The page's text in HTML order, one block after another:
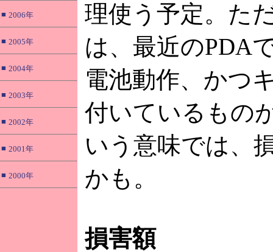
■ 2006年
■ 2005年
■ 2004年
■ 2003年
■ 2002年
■ 2001年
■ 2000年
理使う予定。た
は、最近のPDA
電池動作、かつ
付いているもの
いう意味では、
かも。
損害額